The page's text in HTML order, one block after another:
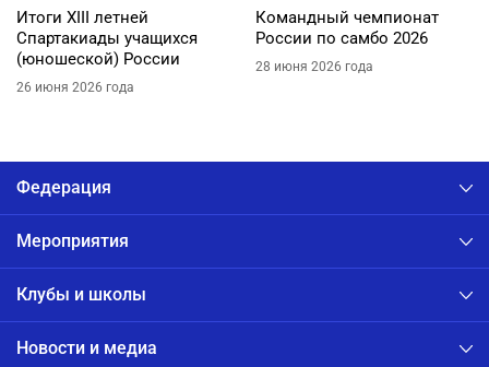
Итоги XIII летней
Спартакиады учащихся
(юношеской) России
26 июня 2026 года
Командный чемпионат
России по самбо 2026
28 июня 2026 года
Федерация
Мероприятия
Клубы и школы
Новости и медиа